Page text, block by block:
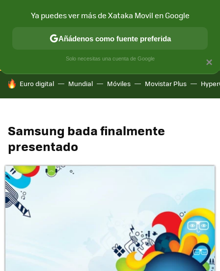
CONECTIVIDAD MÓVIL Y SOCIEDAD APLICACIONES
HOY SE HABLA DE
Euro digital Mundial Móviles Movistar Plus
Samsung bada finalmente
presentado
×
Ya puedes ver más de Xataka Movil en Google
Añádenos como fuente preferida
Solo necesitas una cuenta de Google